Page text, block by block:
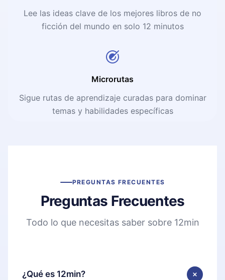
Lee las ideas clave de los mejores libros de no
ficción del mundo en solo 12 minutos
Microrutas
Sigue rutas de aprendizaje curadas para dominar
temas y habilidades específicas
PREGUNTAS FRECUENTES
Preguntas Frecuentes
Todo lo que necesitas saber sobre 12min
¿Qué es 12min?